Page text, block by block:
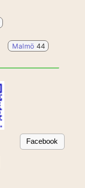
Malmö 44
Facebook